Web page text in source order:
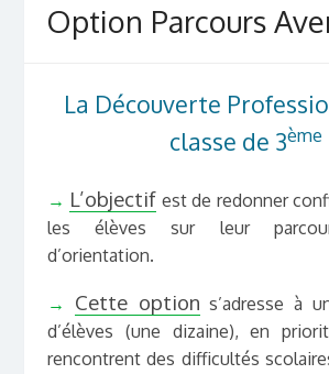
Option Parcours
La Découverte
classe de 3ème
→ L’objectif est de redonner
les élèves sur leur
d’orientation.
→ Cette option s’adresse à
d’élèves (une dizaine), en
rencontrent des difficultés